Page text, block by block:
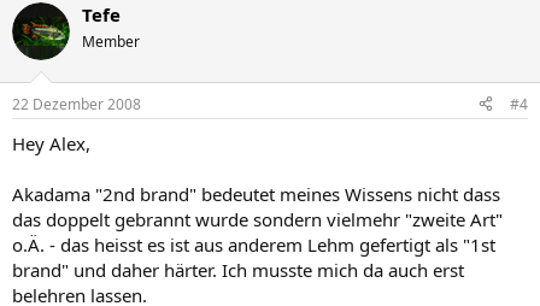
Tefe
Member
22 Dezember 2008 #4
Hey Alex,
Akadama "2nd brand" bedeutet meines Wissens nicht dass
das doppelt gebrannt wurde sondern vielmehr "zweite Art"
o.Ä. - das heisst es ist aus anderem Lehm gefertigt als "1st
brand" und daher härter. Ich musste mich da auch erst
belehren lassen.